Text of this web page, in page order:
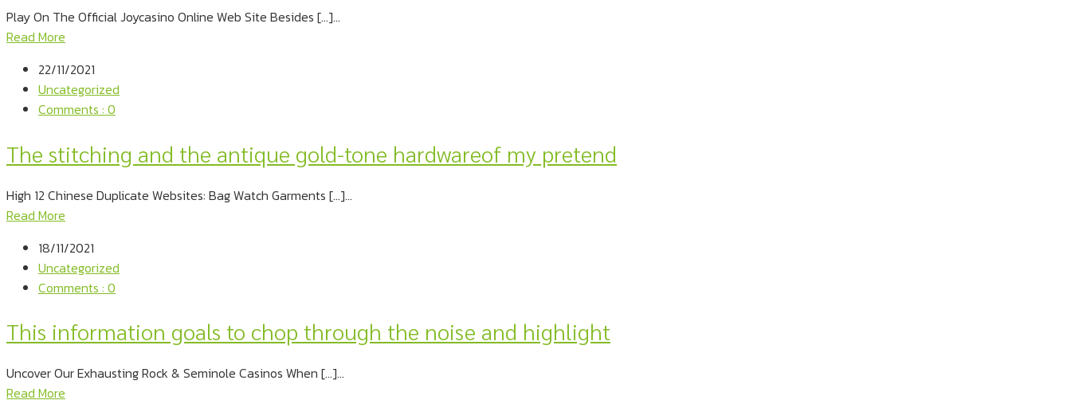
Play On The Official Joycasino Online Web Site Besides […]...
Read More
22/11/2021
Uncategorized
Comments : 0
The stitching and the antique gold-tone hardwareof my pretend
High 12 Chinese Duplicate Websites: Bag Watch Garments […]...
Read More
18/11/2021
Uncategorized
Comments : 0
This information goals to chop through the noise and highlight
Uncover Our Exhausting Rock & Seminole Casinos When […]...
Read More